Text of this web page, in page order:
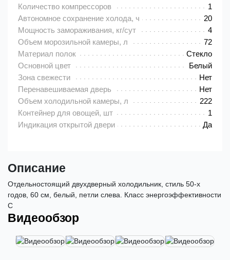
Количество компрессоров
1
Автономное сохранение холода, ч
20
Мощность замораживания, кг/сут
4
Объем морозильной камеры, л
72
Материал полок
Стекло
Основной цвет
Белый
Зона свежести
Нет
Перенавешиваемая дверь
Нет
Объем холодильной камеры, л
222
Контейнер для овощей, шт
1
Индикация открытой двери
Да
Описание
Отдельностоящий двухдверный холодильник, стиль 50-х
годов, 60 см, белый, петли слева. Класс энергоэффективности
C
Видеообзор